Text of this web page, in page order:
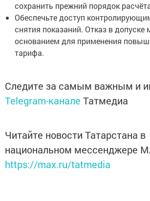
сохранить прежний порядок
Обеспечьте доступ
снятия показаний. Отказ в допуске
основанием для применения
тарифа.
Следите за самым важным и
Telegram-канале Татмедиа
Читайте новости Татарстана в
национальном мессенджере
https://max.ru/tatmedia